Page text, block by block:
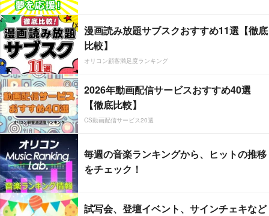
漫画読み放題サブスクおすすめ11選【徹底
比較】
オリコン顧客満足度ランキング
2026年動画配信サービスおすすめ40選
【徹底比較】
CS動画配信サービス20選
毎週の音楽ランキングから、ヒットの推移
をチェック！
試写会、登壇イベント、サインチェキなど